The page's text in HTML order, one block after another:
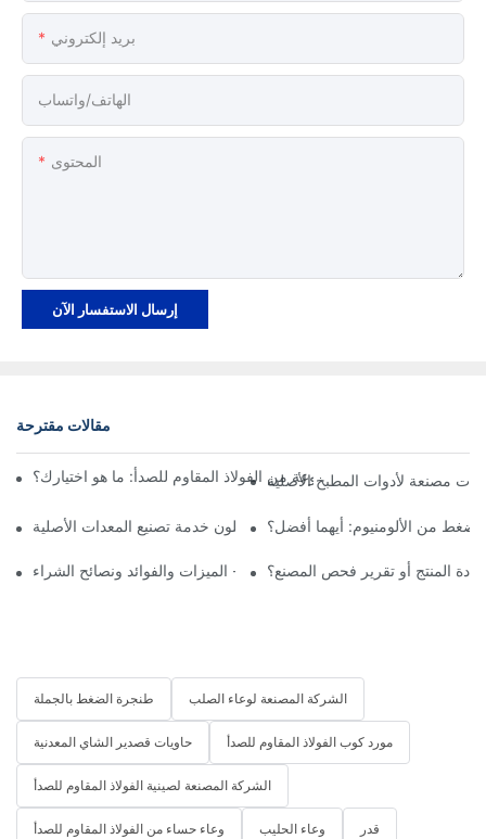
بريد إلكتروني
الهاتف/واتساب
المحتوى
إرسال الاستفسار الآن
مقالات مقترحة
مقابل أواني الطهي المصنوعة من الفولاذ المقاوم للصدأ: ما هو اختيارك؟
هل تقبلون خدمة تصنيع المعدات الأصلية (OEM)؟
من الألومنيوم: أيهما أفضل؟
أواني طهي من الفولاذ المقاوم للصدأ - الميزات والفوائد ونصائح الشراء
المنتج أو تقرير فحص المصنع؟
طنجرة الضغط بالجملة الشركة المصنعة لوعاء الصلب
حاويات قصدير الشاي المعدنية مورد كوب الفولاذ المقاوم للصدأ
الشركة المصنعة لصينية الفولاذ المقاوم للصدأ
وعاء حساء من الفولاذ المقاوم للصدأ وعاء الحليب قدر